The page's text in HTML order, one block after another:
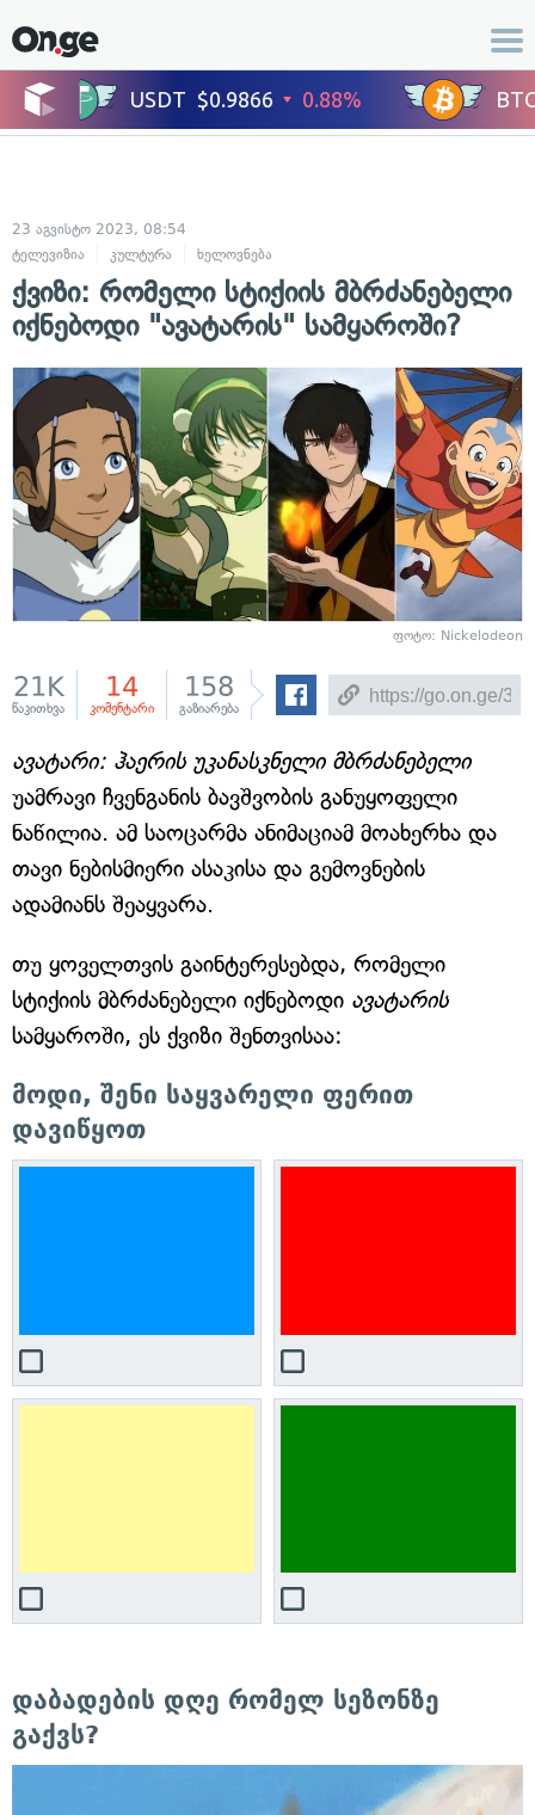
23 აგვისტო 2023, 08:54
ტელევიზია
კულტურა ხელოვნება
ქვიზი: რომელი სტიქიის მბრძანებელი
იქნებოდი "ავატარის" სამყაროში?
ფოტო: Nickelodeon
21K
წაკითხვა
14
კომენტარი
158
გაზიარება
ავატარი: ჰაერის უკანასკნელი მბრძანებელი
უამრავი ჩვენგანის ბავშვობის განუყოფელი
ნაწილია. ამ საოცარმა ანიმაციამ მოახერხა და
თავი ნებისმიერი ასაკისა და გემოვნების
ადამიანს შეაყვარა.
თუ ყოველთვის გაინტერესებდა, რომელი
სტიქიის მბრძანებელი იქნებოდი ავატარის
სამყაროში, ეს ქვიზი შენთვისაა:
მოდი, შენი საყვარელი ფერით
დავიწყოთ
დაბადების დღე რომელ სეზონზე
გაქვს?